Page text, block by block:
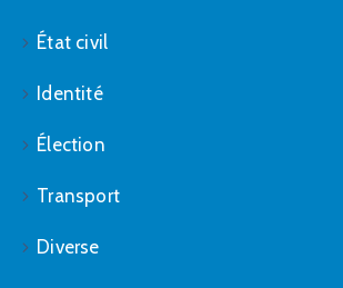
État civil
Identité
Élection
Transport
Diverse